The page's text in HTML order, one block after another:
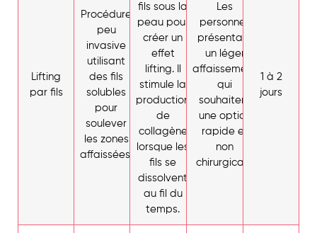
Lifting
par fils
Procédure
peu
invasive
utilisant
des fils
solubles
pour
soulever
les zones
affaissées.
fils sous la
peau pour
créer un
effet
lifting. Il
stimule la
production
de
collagène
lorsque les
fils se
dissolvent
au fil du
temps.
Les
personnes
présentant
un léger
affaissement
qui
souhaitent
une option
rapide et
non
chirurgicale.
1 à 2
jours